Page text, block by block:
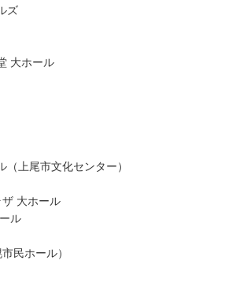
ズ
大ホール
上尾市文化センター）
大ホール
ル
民ホール）